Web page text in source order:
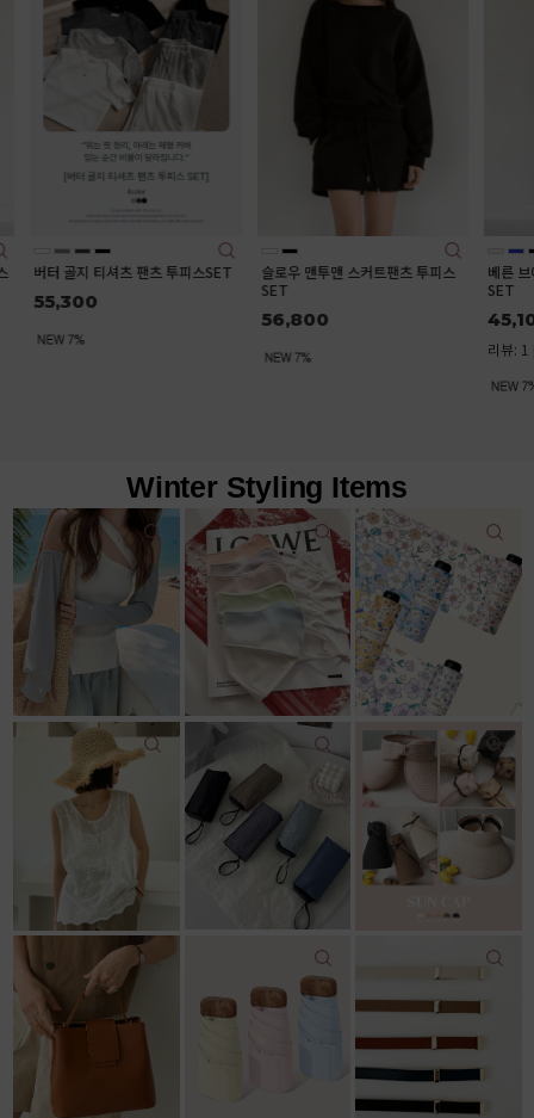
버터 골지 티셔츠 팬츠 투피스SET
55,300
슬로우 맨투맨 스커트팬츠 투피스
SET
56,800
베른 브
SET
45,100
리뷰: 1 |
Winter Styling Items
12,500원
9,000원
22,000원
18,200원
18,600원 11,800원
38,800원
11,800원
리뷰: 4 | 4.5